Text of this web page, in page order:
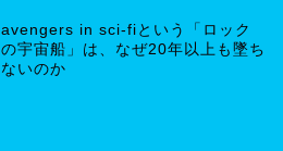
avengers in sci-fiという「ロック
の宇宙船」は、なぜ20年以上も墜ち
ないのか